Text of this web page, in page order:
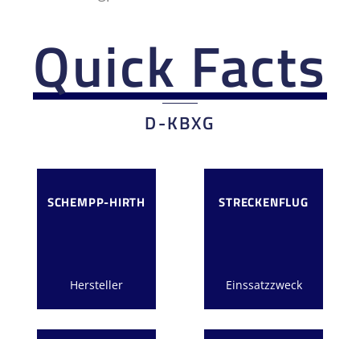
Quick Facts
D-KBXG
SCHEMPP-HIRTH
Hersteller
STRECKENFLUG
Einssatzzweck